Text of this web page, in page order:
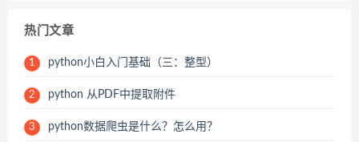
热门文章
1 python小白入门基础（三：整型）
2 python 从PDF中提取附件
3 python数据爬虫是什么？怎么用？